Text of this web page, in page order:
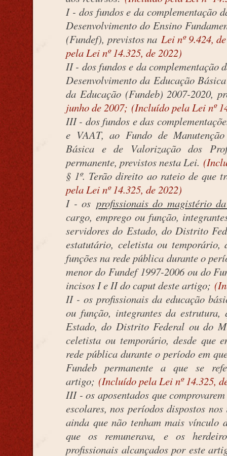
I - dos fundos e da complementação
Desenvolvimento do Ensino
(Fundef), previstos na Lei nº 9.424,
pela Lei nº 14.325, de 2022)
II - dos fundos e da complementação
Desenvolvimento da Educação
da Educação (Fundeb) 2007-2020,
junho de 2007; (Incluído pela Lei nº
III - dos fundos e das
e VAAT, ao Fundo de
Básica e de Valorização dos
permanente, previstos nesta Lei.
§ 1º. Terão direito ao rateio de que
pela Lei nº 14.325, de 2022)
I - os profissionais do magistério
cargo, emprego ou função,
servidores do Estado, do Distrito
estatutário, celetista ou temporário,
funções na rede pública durante o
menor do Fundef 1997-2006 ou do
incisos I e II do caput deste artigo;
II - os profissionais da educação
ou função, integrantes da
Estado, do Distrito Federal ou do
celetista ou temporário, desde que
rede pública durante o período em
Fundeb permanente a que se
artigo; (Incluído pela Lei nº 14.325,
III - os aposentados que
escolares, nos períodos dispostos
ainda que não tenham mais vínculo
que os remunerava, e os
profissionais alcançados por este